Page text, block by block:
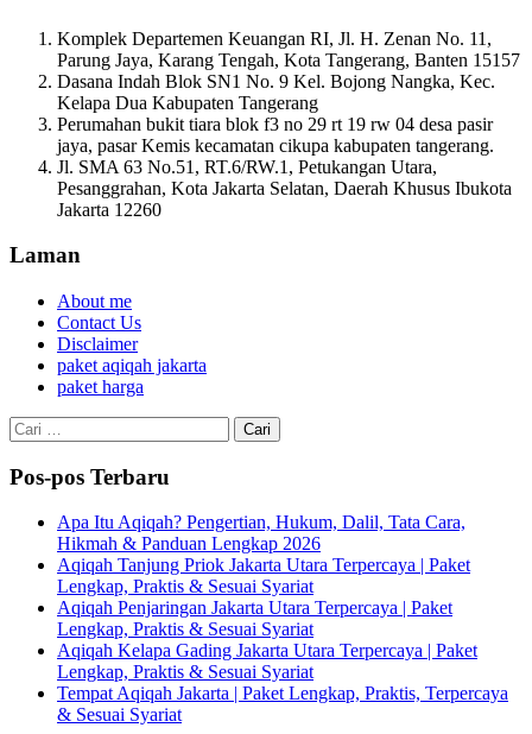
Komplek Departemen Keuangan RI, Jl. H. Zenan No. 11,
Parung Jaya, Karang Tengah, Kota Tangerang, Banten 15157
Dasana Indah Blok SN1 No. 9 Kel. Bojong Nangka, Kec.
Kelapa Dua Kabupaten Tangerang
Perumahan bukit tiara blok f3 no 29 rt 19 rw 04 desa pasir
jaya, pasar Kemis kecamatan cikupa kabupaten tangerang.
Jl. SMA 63 No.51, RT.6/RW.1, Petukangan Utara,
Pesanggrahan, Kota Jakarta Selatan, Daerah Khusus Ibukota
Jakarta 12260
Laman
About me
Contact Us
Disclaimer
paket aqiqah jakarta
paket harga
Cari
untuk:
Pos-pos Terbaru
Apa Itu Aqiqah? Pengertian, Hukum, Dalil, Tata Cara,
Hikmah & Panduan Lengkap 2026
Aqiqah Tanjung Priok Jakarta Utara Terpercaya | Paket
Lengkap, Praktis & Sesuai Syariat
Aqiqah Penjaringan Jakarta Utara Terpercaya | Paket
Lengkap, Praktis & Sesuai Syariat
Aqiqah Kelapa Gading Jakarta Utara Terpercaya | Paket
Lengkap, Praktis & Sesuai Syariat
Tempat Aqiqah Jakarta | Paket Lengkap, Praktis, Terpercaya
& Sesuai Syariat